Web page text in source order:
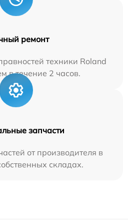
ремонт
техники Roland
в течение 2 часов.
запчасти
от производителя в
складах.